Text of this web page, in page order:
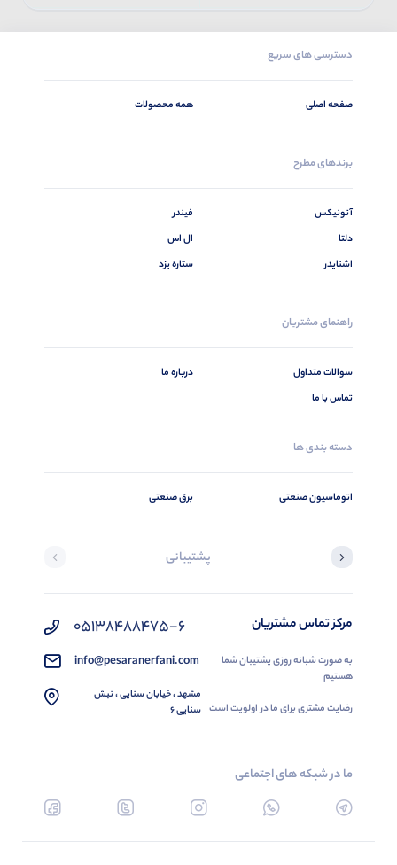
دسترسی های سریع
صفحه اصلی همه محصولات
برندهای مطرح
آتونیکس
دلتا
اشنایدر
فیندر
ال اس
ستاره یزد
راهنمای مشتریان
سوالات متداول
تماس با ما
درباره ما
دسته بندی ها
اتوماسیون صنعتی برق صنعتی
پشتیبانی
مرکز تماس مشتریان
به صورت شبانه روزی پشتیبان شما
هستیم
رضایت مشتری برای ما در اولویت است
05138488475-6
info@pesaranerfani.com
مشهد ، خیابان سنایی ، نبش
سنایی 6
ما در شبکه های اجتماعی